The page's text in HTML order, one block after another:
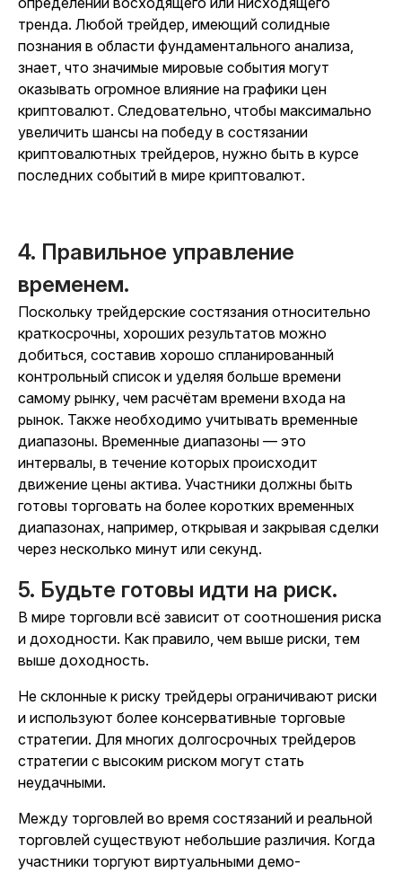
тренда. Любой трейдер, имеющий солидные
познания в области фундаментального анализа,
знает, что значимые мировые события могут
оказывать огромное влияние на графики цен
криптовалют. Следовательно, чтобы максимально
увеличить шансы на победу в состязании
криптовалютных трейдеров, нужно быть в курсе
последних событий в мире криптовалют.
4. Правильное управление
временем.
Поскольку трейдерские состязания относительно
краткосрочны, хороших результатов можно
добиться, составив хорошо спланированный
контрольный список и уделяя больше времени
самому рынку, чем расчётам времени входа на
рынок. Также необходимо учитывать временные
диапазоны. Временные диапазоны — это
интервалы, в течение которых происходит
движение цены актива. Участники должны быть
готовы торговать на более коротких временных
диапазонах, например, открывая и закрывая сделки
через несколько минут или секунд.
5. Будьте готовы идти на риск.
В мире торговли всё зависит от соотношения риска
и доходности. Как правило, чем выше риски, тем
выше доходность.
Не склонные к риску трейдеры ограничивают риски
и используют более консервативные торговые
стратегии. Для многих долгосрочных трейдеров
стратегии с высоким риском могут стать
неудачными.
Между торговлей во время состязаний и реальной
торговлей существуют небольшие различия. Когда
участники торгуют виртуальными демо-